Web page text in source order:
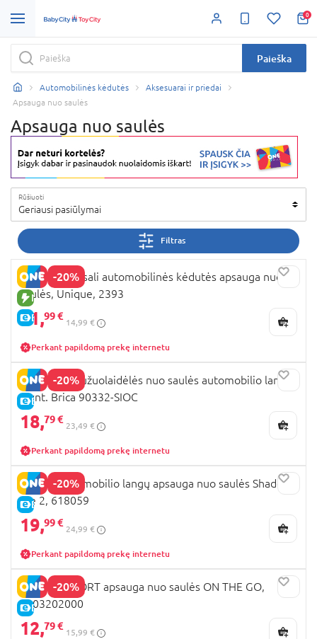
0
Paieška
Automobilinės kėdutės
Aksesuarai ir priedai
Apsauga nuo saulės
Apsauga nuo saulės
Rūšiuoti
Geriausi pasiūlymai
Filtras
-20%
NAUJA PREKĖ
E-KAINA
SARO universali automobilinės kėdutės apsauga nuo
saulės, Unique, 2393
11,99 €
14,99 €
Perkant papildomą prekę internetu
-20%
E-KAINA
MUNCHKIN užuolaidėlės nuo saulės automobilio langui
2 vnt. Brica 90332-SIOC
18,79 €
23,49 €
Perkant papildomą prekę internetu
-20%
E-KAINA
HAUCK automobilio langų apsauga nuo saulės Shade
Me 2, 618059
19,99 €
24,99 €
Perkant papildomą prekę internetu
-20%
E-KAINA
BEBE CONFORT apsauga nuo saulės ON THE GO,
3203202000
12,79 €
15,99 €